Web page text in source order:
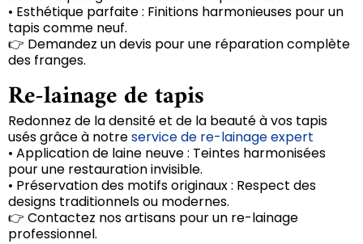
• Esthétique parfaite : Finitions harmonieuses pour un
tapis comme neuf.
👉 Demandez un devis pour une réparation complète
des franges.
Re-lainage de tapis
Redonnez de la densité et de la beauté à vos tapis
usés grâce à notreservice de re-lainage expert
• Application de laine neuve : Teintes harmonisées
pour une restauration invisible.
• Préservation des motifs originaux : Respect des
designs traditionnels ou modernes.
👉 Contactez nos artisans pour un re-lainage
professionnel.